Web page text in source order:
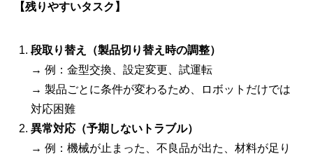
【残りやすいタスク】
段取り替え（製品切り替え時の調整）
→ 例：金型交換、設定変更、試運転
→ 製品ごとに条件が変わるため、ロボットだけでは
対応困難
異常対応（予期しないトラブル）
→ 例：機械が止まった、不良品が出た、材料が足り